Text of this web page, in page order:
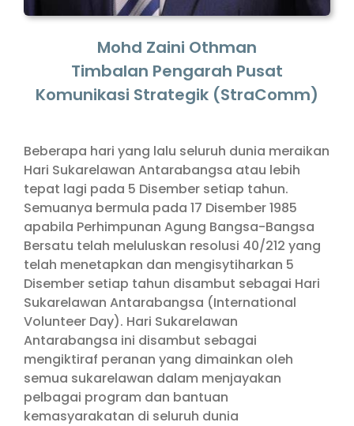
Mohd Zaini Othman
Timbalan Pengarah Pusat
Komunikasi Strategik (StraComm)
Beberapa hari yang lalu seluruh dunia meraikan
Hari Sukarelawan Antarabangsa atau lebih
tepat lagi pada 5 Disember setiap tahun.
Semuanya bermula pada 17 Disember 1985
apabila Perhimpunan Agung Bangsa-Bangsa
Bersatu telah meluluskan resolusi 40/212 yang
telah menetapkan dan mengisytiharkan 5
Disember setiap tahun disambut sebagai Hari
Sukarelawan Antarabangsa (International
Volunteer Day). Hari Sukarelawan
Antarabangsa ini disambut sebagai
mengiktiraf peranan yang dimainkan oleh
semua sukarelawan dalam menjayakan
pelbagai program dan bantuan
kemasyarakatan di seluruh dunia